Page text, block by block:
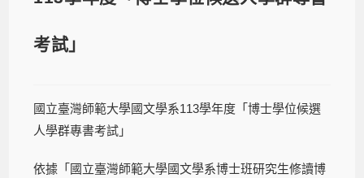
考試」
國立臺灣師範大學國文學系113學年度「博士學位候選
人學群專書考試」
依據「國立臺灣師範大學國文學系博士班研究生修讀博